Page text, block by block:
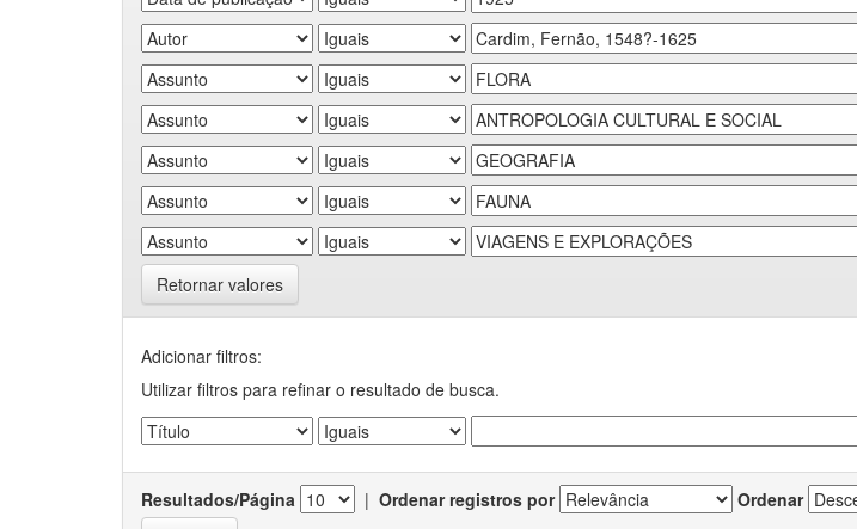
Retornar valores
Adicionar filtros:
Utilizar filtros para refinar o resultado de busca.
Resultados/Página | Ordenar registros por Ordenar